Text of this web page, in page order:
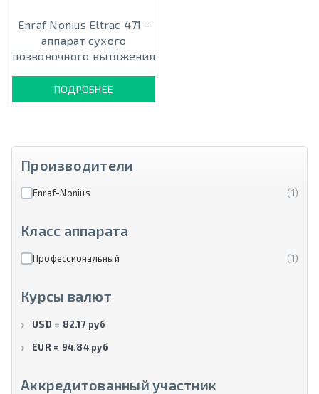
Enraf Nonius Eltrac 471 -
аппарат сухого
позвоночного вытяжения
ПОДРОБНЕЕ
Производители
Enraf-Nonius (1)
Класс аппарата
Профессиональный (1)
Курсы валют
USD = 82.17 руб
EUR = 94.84 руб
Аккредитованный участник